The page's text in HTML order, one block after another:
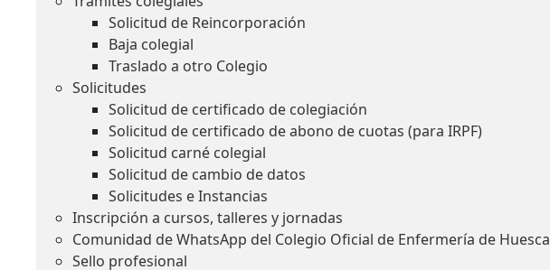
Solicitud de Reincorporación
Baja colegial
Traslado a otro Colegio
Solicitudes
Solicitud de certificado de colegiación
Solicitud de certificado de abono de cuotas (para IRPF)
Solicitud carné colegial
Solicitud de cambio de datos
Solicitudes e Instancias
Inscripción a cursos, talleres y jornadas
Comunidad de WhatsApp del Colegio Oficial de Enfermería de Huesca
Sello profesional